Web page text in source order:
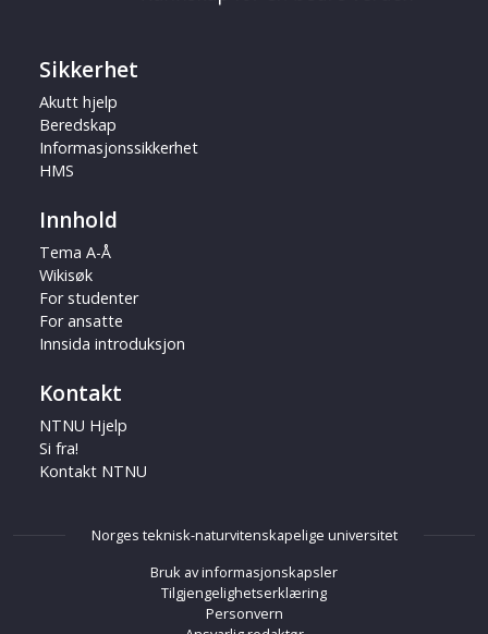
Sikkerhet
Akutt hjelp
Beredskap
Informasjonssikkerhet
HMS
Innhold
Tema A-Å
Wikisøk
For studenter
For ansatte
Innsida introduksjon
Kontakt
NTNU Hjelp
Si fra!
Kontakt NTNU
Norges teknisk-naturvitenskapelige universitet
Bruk av informasjonskapsler
Tilgjengelighetserklæring
Personvern